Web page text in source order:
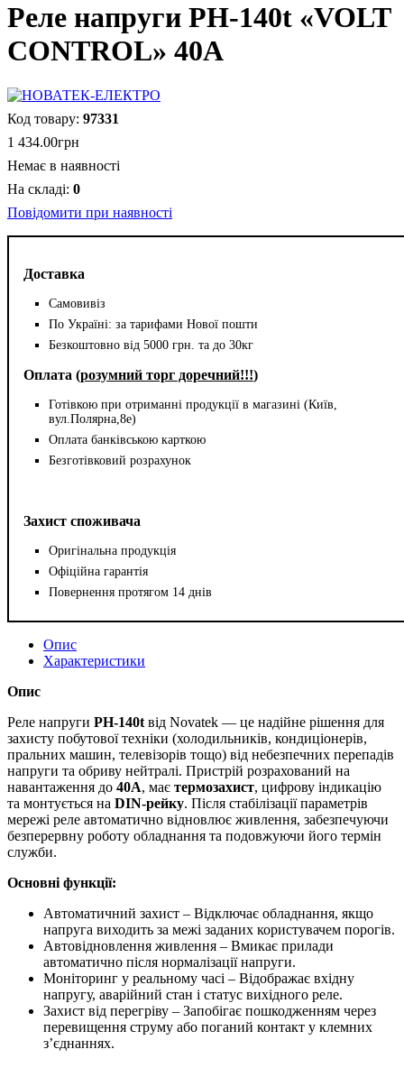
Реле напруги PH-140t «VOLT
CONTROL» 40А
Доставка
Самовивіз
По Україні: за тарифами Нової пошти
Безкоштовно від 5000 грн. та до 30кг
Оплата (розумний торг доречний!!!)
Готівкою при отриманні продукції в магазині (Київ,
вул.Полярна,8е)
Оплата банківською карткою
Безготівковий розрахунок
Захист споживача
Оригінальна продукція
Офіційна гарантія
Повернення протягом 14 днів
97331
1 434.00грн
Немає в наявності
0
Повідомити при наявності
Опис
Характеристики
Опис
Реле напруги PH-140t від Novatek — це надійне рішення для
захисту побутової техніки (холодильників, кондиціонерів,
пральних машин, телевізорів тощо) від небезпечних перепадів
напруги та обриву нейтралі. Пристрій розрахований на
навантаження до 40А, має термозахист, цифрову індикацію
та монтується на DIN-рейку. Після стабілізації параметрів
мережі реле автоматично відновлює живлення, забезпечуючи
безперервну роботу обладнання та подовжуючи його термін
служби.
Основні функції:
Автоматичний захист – Відключає обладнання, якщо
напруга виходить за межі заданих користувачем порогів.
Автовідновлення живлення – Вмикає прилади
автоматично після нормалізації напруги.
Моніторинг у реальному часі – Відображає вхідну
напругу, аварійний стан і статус вихідного реле.
Захист від перегріву – Запобігає пошкодженням через
перевищення струму або поганий контакт у клемних
з’єднаннях.